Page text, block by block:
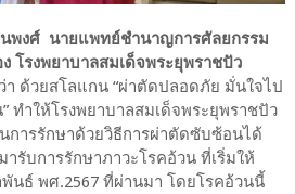
พงศ์ นายแพทย์ชำนาญการศัลยกรรม
โรงพยาบาลสมเด็จพระยุพราชปัว
า ด้วยสโลแกน “ผ่าตัดปลอดภัย มั่นใจไป
ทำให้โรงพยาบาลสมเด็จพระยุพราชปัว
การรักษาด้วยวิธีการผ่าตัดซับซ้อนได้
รับการรักษาภาวะโรคอ้วน ที่เริ่มให้
นธ์ พศ.2567 ที่ผ่านมา โดยโรคอ้วนนี้